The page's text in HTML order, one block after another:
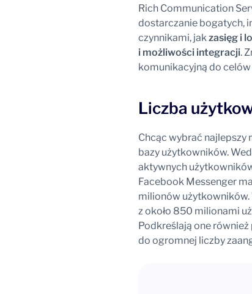
Rich Communication
dostarczanie bogatych,
czynnikami, jakzasięg i
i możliwości integracji.
komunikacyjną do
Liczba
Chcąc wybrać najlepszy
bazy użytkowników.
aktywnych
Facebook Messenger
milionów użytkowników.
z około 850 milionami
Podkreślają one
do ogromnej liczby